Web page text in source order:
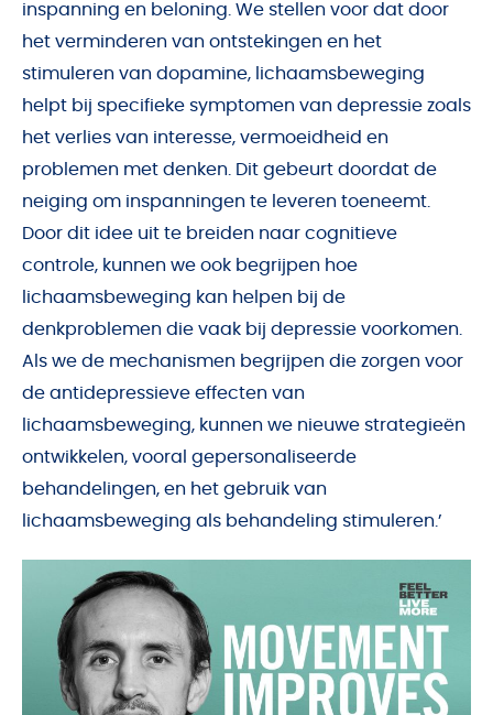
inspanning en beloning. We stellen voor dat door
het verminderen van ontstekingen en het
stimuleren van dopamine, lichaamsbeweging
helpt bij specifieke symptomen van depressie zoals
het verlies van interesse, vermoeidheid en
problemen met denken. Dit gebeurt doordat de
neiging om inspanningen te leveren toeneemt.
Door dit idee uit te breiden naar cognitieve
controle, kunnen we ook begrijpen hoe
lichaamsbeweging kan helpen bij de
denkproblemen die vaak bij depressie voorkomen.
Als we de mechanismen begrijpen die zorgen voor
de antidepressieve effecten van
lichaamsbeweging, kunnen we nieuwe strategieën
ontwikkelen, vooral gepersonaliseerde
behandelingen, en het gebruik van
lichaamsbeweging als behandeling stimuleren.’